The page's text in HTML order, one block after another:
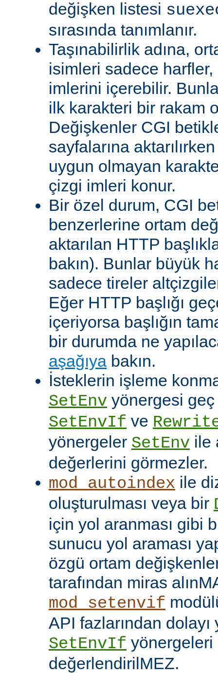
değişken listesi
sırasında tanımlanır.
Taşınabilirlik adına,
isimleri sadece
imlerini içerebilir.
ilk karakteri bir rakam
Değişkenler CGI
sayfalarına
uygun olmayan
çizgi imleri konur.
Bir özel durum, CGI
benzerlerine ortam
aktarılan HTTP
bakın). Bunlar büyük
sadece tireler
Eğer HTTP başlığı
içeriyorsa başlığın
bir durumda ne
aşağıya bakın.
İsteklerin işleme
SetEnv yönergesi geç
SetEnvIf ve
yönergeler SetEnv ile
değerlerini görmezler.
mod_autoindex ile
oluşturulması veya bir
için yol aranması gibi
sunucu yol araması
özgü ortam
tarafından miras
mod_setenvif
API fazlarından
SetEnvIf yönergeleri
değerlendirilMEZ.